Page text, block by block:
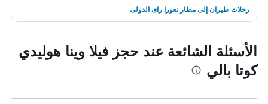
رحلات طيران إلى مطار نغورا راى الدولى
الأسئلة الشائعة عند حجز فيلا وينا هوليدي
كوتا بالي